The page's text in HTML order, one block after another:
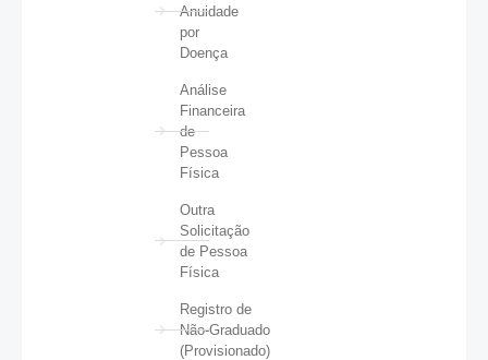
Anuidade
por
Doença
Análise
Financeira
de
Pessoa
Física
Outra
Solicitação
de Pessoa
Física
Registro de
Não-Graduado
(Provisionado)